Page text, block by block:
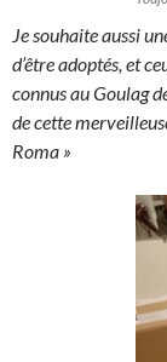
Je souhaite aussi
d’être adoptés, et
connus au Goulag
de cette
Roma »